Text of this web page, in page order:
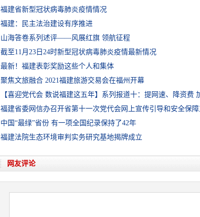
福建省新型冠状病毒肺炎疫情情况
福建：民主法治建设有序推进
山海答卷系列述评——风展红旗 领航征程
截至11月23日24时新型冠状病毒肺炎疫情最新情况
最新！福建表彰奖励这些个人和集体
聚焦文旅融合 2021福建旅游交易会在福州开幕
【喜迎党代会 数说福建这五年】系列报道十：提网速、降资费
福建省委网信办召开省第十一次党代会网上宣传引导和安全保
中国“最绿”省份 有一项全国纪录保持了42年
福建法院生态环境审判实务研究基地揭牌成立
网友评论